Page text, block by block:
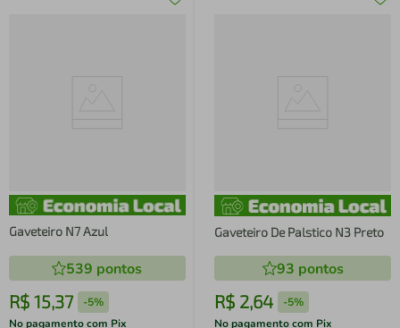
Gaveteiro N7 Azul
539 pontos
R$ 15,37 -5%
No pagamento com Pix
Gaveteiro De Palstico N3 Preto
93 pontos
R$ 2,64 -5%
No pagamento com Pix